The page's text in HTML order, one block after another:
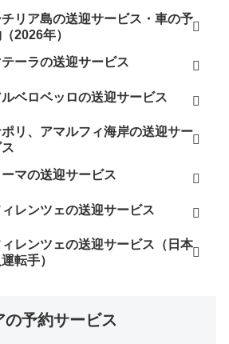
チリア島の送迎サービス・車の予
2026年）
テーラの送迎サービス
ルベロベッロの送迎サービス
リ、アマルフィ海岸の送迎サー
ス
ーマの送迎サービス
ィレンツェの送迎サービス
ィレンツェの送迎サービス（日本
運転手）
の予約サービス